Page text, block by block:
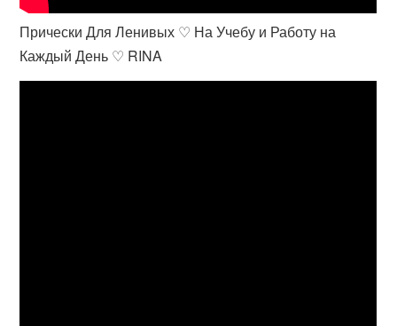
Прически Для Ленивых ♡ На Учебу и Работу на
Каждый День ♡ RINA